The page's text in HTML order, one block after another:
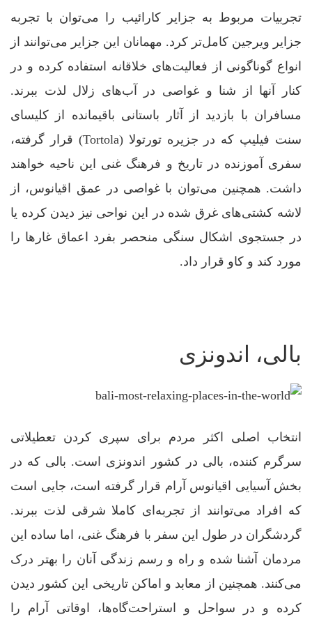
تجربیات مربوط به جزایر کارائیب را می‌توان با تجربه
جزایر ویرجین کامل‌تر کرد. مهمانان این جزایر می‌توانند از
انواع گوناگونی از فعالیت‌های خلاقانه استفاده کرده و در
کنار آنها از شنا و غواصی در آب‌های زلال لذت ببرند.
مسافران با بازدید از آثار باستانی باقیمانده از کلیسای
سنت فیلیپ که در جزیره تورتولا (Tortola) قرار گرفته،
سفری آموزنده در تاریخ و فرهنگ غنی این ناحیه خواهند
داشت. همچنین می‌توان با غواصی در عمق اقیانوس، از
لاشه کشتی‌های غرق شده در این نواحی نیز دیدن کرده یا
در جستجوی اشکال سنگی منحصر بفرد اعماق غارها را
مورد کند و کاو قرار داد.
بالی، اندونزی
انتخاب اصلی اکثر مردم برای سپری کردن تعطیلاتی
سرگرم کننده، بالی در کشور اندونزی است. بالی که در
بخش آسیایی اقیانوس آرام قرار گرفته است، جایی است
که افراد می‌توانند از تجربه‌ای کاملا شرقی لذت ببرند.
گردشگران در طول این سفر با فرهنگ غنی، اما ساده این
مردمان آشنا شده و راه و رسم زندگی آنان را بهتر درک
می‌کنند. همچنین از معابد و اماکن تاریخی این کشور دیدن
کرده و در سواحل و استراحت‌گاه‌ها، اوقاتی آرام را